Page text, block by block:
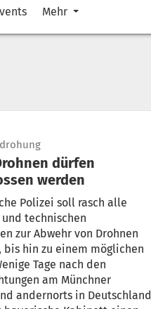
Mehr
dürfen
werden
Polizei soll rasch alle
technischen
zur Abwehr von Drohnen
bis hin zu einem möglichen
Tage nach den
am Münchner
andernorts in Deutschland